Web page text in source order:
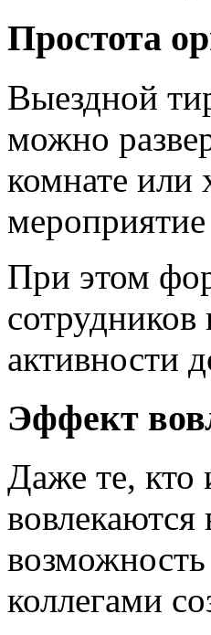
Простота
Выездной
можно
комнате или
При этом
активности
Эффект
Даже те, кто
возможность
коллегами